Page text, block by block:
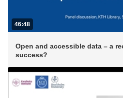
46:48
Open and accessible data – a
success?